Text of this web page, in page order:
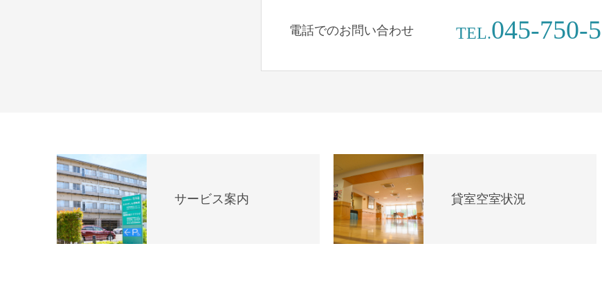
電話でのお問い合わせ TEL.045-750-
サービス案内 貸室空室状況